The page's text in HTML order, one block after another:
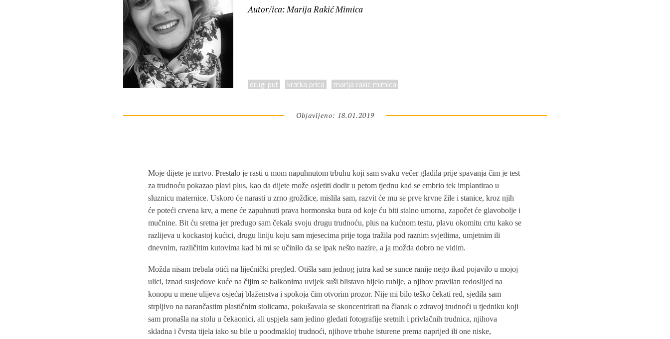
Autor/ica: Marija Rakić Mimica
drugi put kratka prica marija rakic mimica
Objavljeno: 18.01.2019
Moje dijete je mrtvo. Prestalo je rasti u mom napuhnutom trbuhu koji sam svaku večer gladila prije spavanja čim je test
za trudnoću pokazao plavi plus, kao da dijete može osjetiti dodir u petom tjednu kad se embrio tek implantirao u
sluznicu maternice. Uskoro će narasti u zrno grožđice, mislila sam, razvit će mu se prve krvne žile i stanice, kroz njih
će poteći crvena krv, a mene će zapuhnuti prava hormonska bura od koje ću biti stalno umorna, započet će glavobolje i
mučnine. Bit ću sretna jer predugo sam čekala svoju drugu trudnoću, plus na kućnom testu, plavu okomitu crtu kako se
razlijeva u kockastoj kućici, drugu liniju koju sam mjesecima prije toga tražila pod raznim svjetlima, umjetnim ili
dnevnim, različitim kutovima kad bi mi se učinilo da se ipak nešto nazire, a ja možda dobro ne vidim.
Možda nisam trebala otići na liječnički pregled. Otišla sam jednog jutra kad se sunce ranije nego ikad pojavilo u mojoj
ulici, iznad susjedove kuće na čijim se balkonima uvijek suši blistavo bijelo rublje, a njihov pravilan redoslijed na
konopu u mene ulijeva osjećaj blaženstva i spokoja čim otvorim prozor. Nije mi bilo teško čekati red, sjedila sam
strpljivo na narančastim plastičnim stolicama, pokušavala se skoncentrirati na članak o zdravoj trudnoći u tjedniku koji
sam pronašla na stolu u čekaonici, ali uspjela sam jedino gledati fotografije sretnih i privlačnih trudnica, njihova
skladna i čvrsta tijela iako su bile u poodmakloj trudnoći, njihove trbuhe isturene prema naprijed ili one niske,